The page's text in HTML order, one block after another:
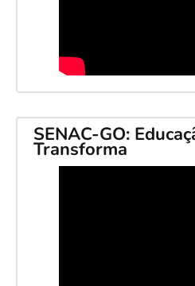
SENAC-GO:
Transforma